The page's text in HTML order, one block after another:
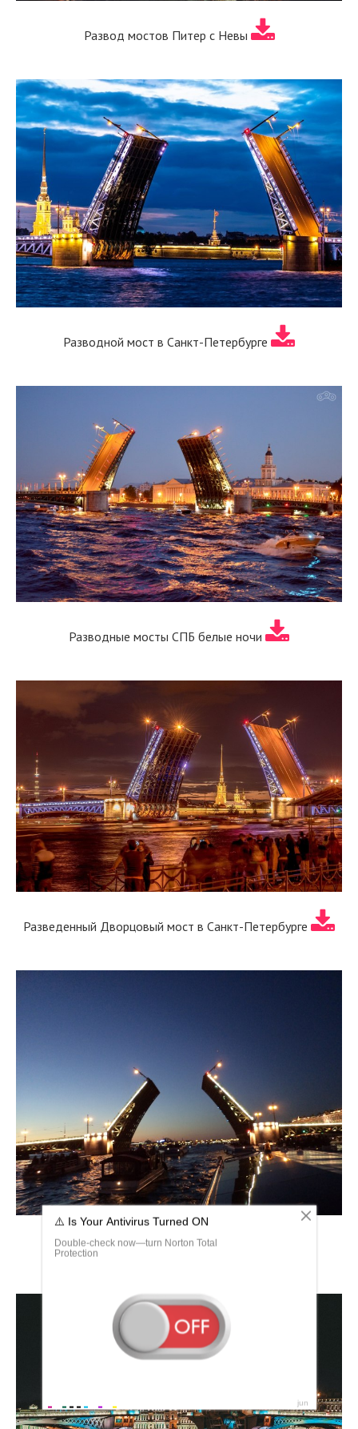
Развод мостов Питер с Невы
Разводной мост в Санкт-Петербурге
Разводные мосты СПБ белые ночи
Разведенный Дворцовый мост в Санкт-Петербурге
Литовский мост в Санкт-Петербурге